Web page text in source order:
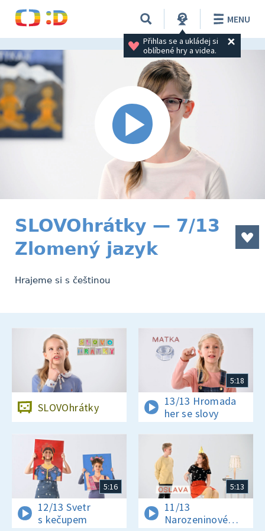
Přihlas se a ukládej si
oblíbené hry a videa.
MENU
SLOVOhrátky — 7/13
Zlomený jazyk
Hrajeme si s češtinou
SLOVOhrátky
5:18
13/13 Hromada
her se slovy
5:16
12/13 Svetr
s kečupem
5:13
11/13
Narozeninové